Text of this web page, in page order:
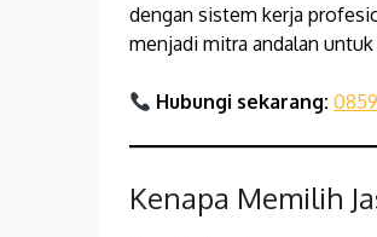
dengan sistem kerja
menjadi mitra andalan
Hubungi sekarang:
Kenapa Memilih